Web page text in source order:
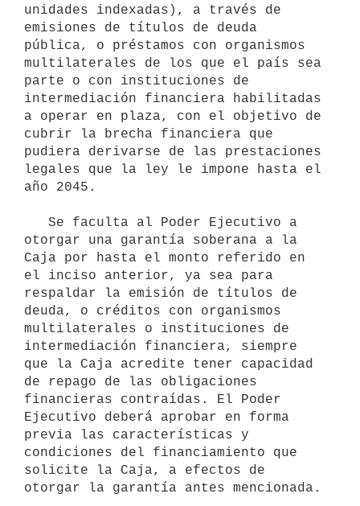
unidades indexadas), a través de
emisiones de títulos de deuda
pública, o préstamos con organismos
multilaterales de los que el país sea
parte o con instituciones de
intermediación financiera habilitadas
a operar en plaza, con el objetivo de
cubrir la brecha financiera que
pudiera derivarse de las prestaciones
legales que la ley le impone hasta el
año 2045.
otorgar una garantía soberana a la
Caja por hasta el monto referido en
el inciso anterior, ya sea para
respaldar la emisión de títulos de
deuda, o créditos con organismos
multilaterales o instituciones de
intermediación financiera, siempre
que la Caja acredite tener capacidad
de repago de las obligaciones
financieras contraídas. El Poder
Ejecutivo deberá aprobar en forma
previa las características y
condiciones del financiamiento que
solicite la Caja, a efectos de